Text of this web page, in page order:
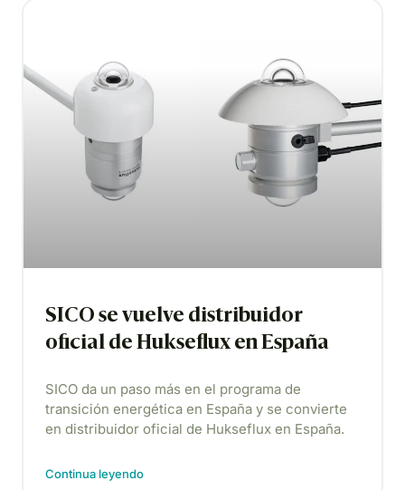
SICO se vuelve distribuidor
oficial de Hukseflux en España
SICO da un paso más en el programa de
transición energética en España y se convierte
en distribuidor oficial de Hukseflux en España.
Continua leyendo